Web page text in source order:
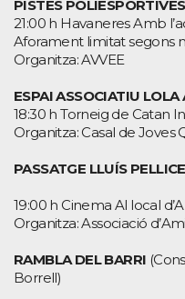
PISTES
21:00 h Havaneres Amb
Aforament limitat segons
Organitza: AVVEE
ESPAI ASSOCIATIU LOLA
18:30 h Torneig de Catan
Organitza: Casal de Joves
PASSATGE LLUÍS
19:00 h Cinema Al local
Organitza: Associació
RAMBLA DEL BARRI
Borrell)